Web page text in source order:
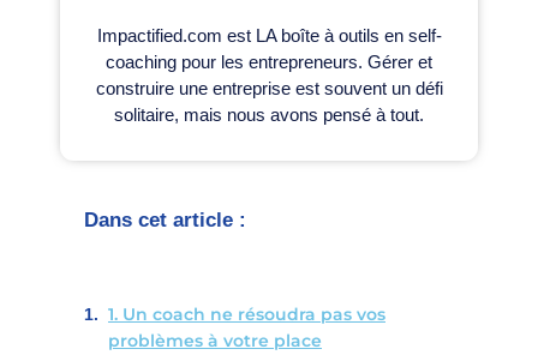
Impactified.com est LA boîte à outils en self-
coaching pour les entrepreneurs. Gérer et
construire une entreprise est souvent un défi
solitaire, mais nous avons pensé à tout.
Dans cet article :
1. Un coach ne résoudra pas vos
problèmes à votre place